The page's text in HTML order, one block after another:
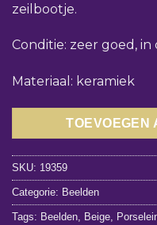
zeilbootje.
Conditie: zeer goed,
Materiaal: keramiek
TOEVOEGEN
SKU: 19359
Categorie: Beelden
Tags: Beelden Beige